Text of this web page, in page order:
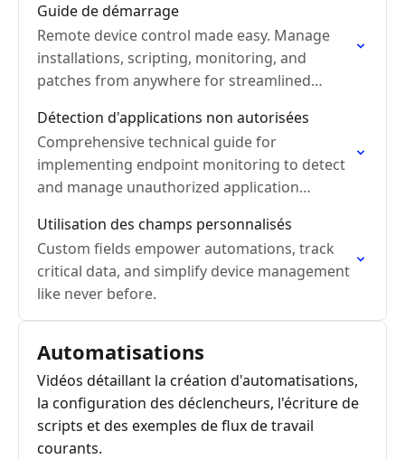
Guide de démarrage
Remote device control made easy. Manage
installations, scripting, monitoring, and
patches from anywhere for streamlined
Détection d'applications non autorisées
Comprehensive technical guide for
implementing endpoint monitoring to detect
and manage unauthorized application
Utilisation des champs personnalisés
Custom fields empower automations, track
critical data, and simplify device management
like never before.
Automatisations
Vidéos détaillant la création d'automatisations,
la configuration des déclencheurs, l'écriture de
scripts et des exemples de flux de travail
courants.